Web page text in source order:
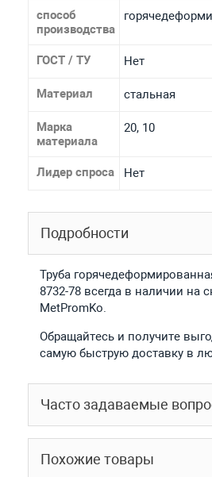
способ
производства
ГОСТ / ТУ Нет
Материал стальная
Марка
материала
20, 10
Лидер спроса Нет
Подробности
Труба
8732-78 всегда в наличии на
MetPromKo.
Обращайтесь и получите
самую быструю доставку в
Часто задаваемые
Похожие товары